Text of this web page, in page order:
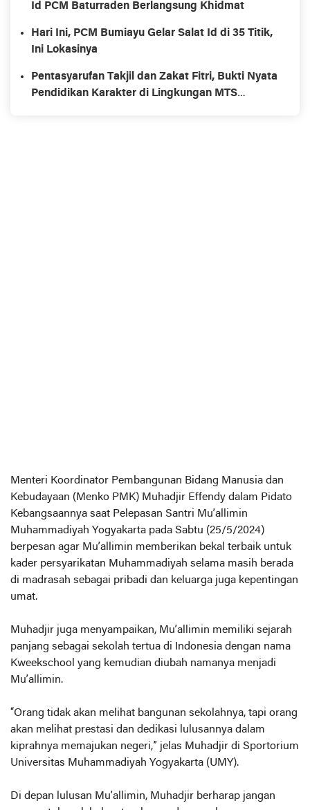
Id PCM Baturraden Berlangsung Khidmat
Hari Ini, PCM Bumiayu Gelar Salat Id di 35 Titik,
Ini Lokasinya
Pentasyarufan Takjil dan Zakat Fitri, Bukti Nyata
Pendidikan Karakter di Lingkungan MTS
Menteri Koordinator Pembangunan Bidang Manusia dan
Kebudayaan (Menko PMK) Muhadjir Effendy dalam Pidato
Kebangsaannya saat Pelepasan Santri Mu’allimin
Muhammadiyah Yogyakarta pada Sabtu (25/5/2024)
berpesan agar Mu’allimin memberikan bekal terbaik untuk
kader persyarikatan Muhammadiyah selama masih berada
di madrasah sebagai pribadi dan keluarga juga kepentingan
umat.
Muhadjir juga menyampaikan, Mu’allimin memiliki sejarah
panjang sebagai sekolah tertua di Indonesia dengan nama
Kweekschool yang kemudian diubah namanya menjadi
Mu’allimin.
“Orang tidak akan melihat bangunan sekolahnya, tapi orang
akan melihat prestasi dan dedikasi lulusannya dalam
kiprahnya memajukan negeri,” jelas Muhadjir di Sportorium
Universitas Muhammadiyah Yogyakarta (UMY).
Di depan lulusan Mu’allimin, Muhadjir berharap jangan